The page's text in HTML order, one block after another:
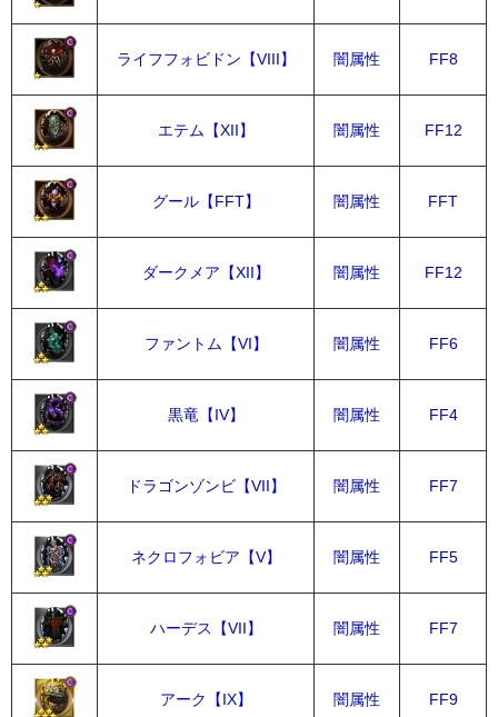
ライフフォビドン【VIII】 闇属性 FF8
エテム【XII】 闇属性 FF12
グール【FFT】 闇属性 FFT
ダークメア【XII】 闇属性 FF12
ファントム【VI】 闇属性 FF6
黒竜【IV】 闇属性 FF4
ドラゴンゾンビ【VII】 闇属性 FF7
ネクロフォビア【V】 闇属性 FF5
ハーデス【VII】 闇属性 FF7
アーク【IX】 闇属性 FF9